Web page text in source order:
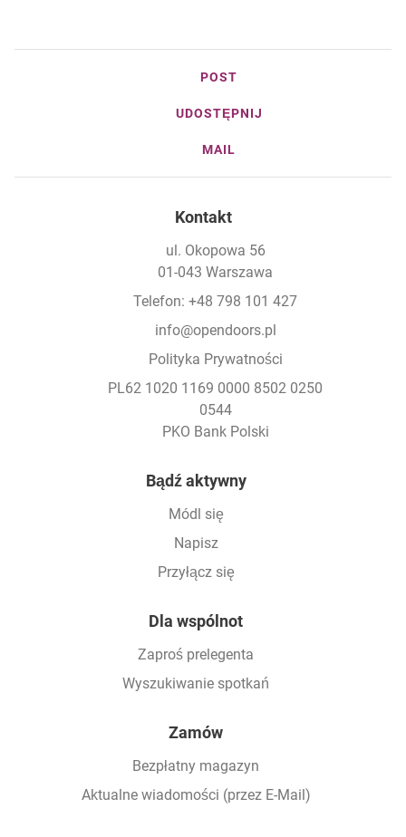
POST
UDOSTĘPNIJ
MAIL
Kontakt
ul. Okopowa 56
01-043 Warszawa
Telefon: +48 798 101 427
info@opendoors.pl
Polityka Prywatności
PL62 1020 1169 0000 8502 0250
0544
PKO Bank Polski
Bądź aktywny
Módl się
Napisz
Przyłącz się
Dla wspólnot
Zaproś prelegenta
Wyszukiwanie spotkań
Zamów
Bezpłatny magazyn
Aktualne wiadomości (przez E-Mail)